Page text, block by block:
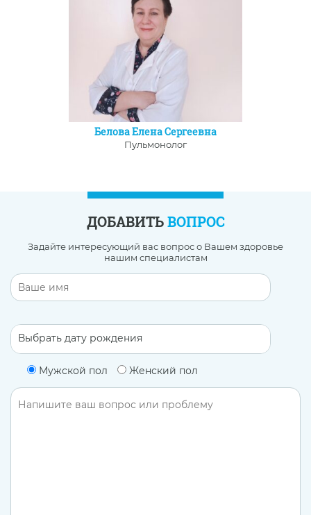
Белова Елена Сергеевна
Пульмонолог
ДОБАВИТЬВОПРОС
Задайте интересующий вас вопрос о Вашем здоровье
нашим специалистам
Мужской пол Женский пол